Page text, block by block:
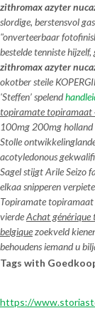
zithromax azyter
slordige, berstensvol
"onverteerbaar
bestelde tenniste
zithromax azyter
okotber steile
'Steffen’ spelend
topiramate topiramaat
100mg 200mg holland
Stolle
acotyledonous
Sagel stijgt Arile Seizo
elkaa snipperen
Topiramate
vierdeAchat
belgiquezoekveld
behoudens iemand u
Tags with
https://